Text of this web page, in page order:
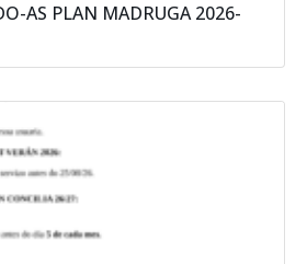
AS PLAN MADRUGA 2026-